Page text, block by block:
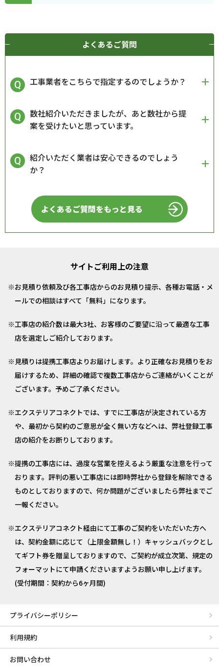
よくあるご質問
工事業者をこちらで指定するのでしょうか？
数社紹介いただきましたが、あと数社から提
案を受けたいと思っています。
紹介いただく業者は安心できるのでしょう
か？
よくあるご質問をもっと見る
サイトご利用上の注意
お見積り依頼及び各工事店からのお見積り提示、各種お電話・メ
ールでの相談はすべて「無料」になります。
工事店の紹介数は最大3社、お客様のご要望に沿って最適な工事
店を選定しご紹介しております。
見積りは提携工事店よりお届けします。より正確なお見積りをお
届けするため、詳細の確認で複数工事店からご連絡がいくことが
ございます。予めご了承ください。
エクステリアコネクトでは、すでに工事店が決定されている方
や、最初から契約のご意思が全く無い方などへは、弊社登録工事
店の紹介をお断りしております。
提携の工事店には、過度な営業を控えるよう厳重な注意を行って
おります。評判の悪い工事店には即時弊社から登録を解除できる
ものとしておりますので、何か問題がございましたら弊社までご
一報ください。
エクステリアコネクト経由にて工事のご契約をいただいた方へ
は、契約金額に応じて（上限金額無し！）キャッシュバックとし
てギフト券を贈呈しておりますので、ご契約が成立次第、規定の
フォーマットにて申請くださいますようお願い申し上げます。
(受付期間：契約から6ヶ月間)
プライバシーポリシー
利用規約
お問い合わせ